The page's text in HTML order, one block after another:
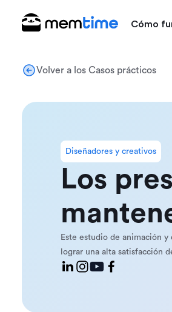
Cómo
Volver a los Casos prácticos
Diseñadores y creativos
Los
Este estudio de animación
lograr una alta satisfacción